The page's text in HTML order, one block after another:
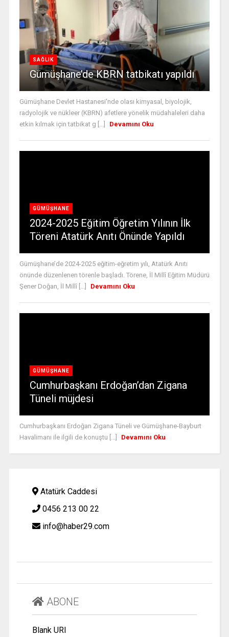
SAĞLIK
Gümüşhane’de KBRN tatbikatı yapıldı
Gümüşhane Devlet Hastanesi'nde olası kimyasal, biyolojik,
radyolojik ve nükleer (KBRN) afetlere yönelik müdahaleleri daha
etkin kılmak için tatbikat g [...]
Devamını Oku
GÜMÜŞHANE
2024-2025 Eğitim Öğretim Yılının İlk
Töreni Atatürk Anıtı Önünde Yapıldı
Gümüşhane’de 2024-2025 eğitim-eğretim yılı, Atatürk Anıtı
önünde düzenlenen törenle başladı. Törene, İl Millî Eğitim Müdürü
Şener Doğan, İl Millî [...]
Devamını Oku
GÜMÜŞHANE
Cumhurbaşkanı Erdoğan’dan Zigana
Tüneli müjdesi
Cumhurbaşkanı Erdoğan Zigana Tüneli ve Gümüşhane-Bayburt
Havalimanı ile ilgili de konuştu [...]
Devamını Oku
Atatürk Caddesi
0456 213 00 22
info@haber29.com
ABONE
Blank URI